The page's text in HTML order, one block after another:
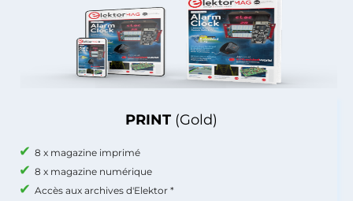
PRINT (Gold)
8 x magazine imprimé
8 x magazine numérique
Accès aux archives d'Elektor *